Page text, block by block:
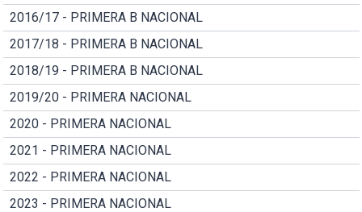
2016/17 - PRIMERA B NACIONAL
2017/18 - PRIMERA B NACIONAL
2018/19 - PRIMERA B NACIONAL
2019/20 - PRIMERA NACIONAL
2020 - PRIMERA NACIONAL
2021 - PRIMERA NACIONAL
2022 - PRIMERA NACIONAL
2023 - PRIMERA NACIONAL